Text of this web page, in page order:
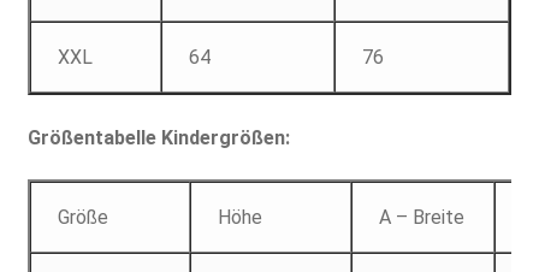
XXL 64 76
Größentabelle Kindergrößen:
Größe Höhe A – Breite